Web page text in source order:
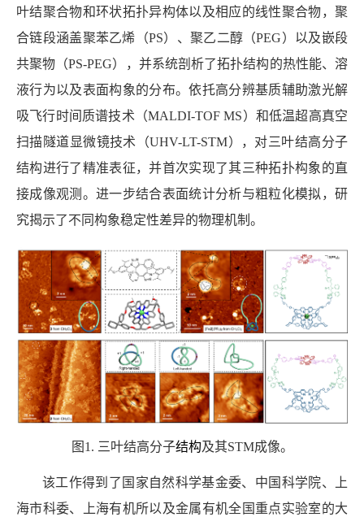
叶结聚合物和环状拓扑异构体以及相应的线性聚合物，聚
合链段涵盖聚苯乙烯（PS）、聚乙二醇（PEG）以及嵌段
共聚物（PS-PEG），并系统剖析了拓扑结构的热性能、溶
液行为以及表面构象的分布。依托高分辨基质辅助激光解
吸飞行时间质谱技术（MALDI-TOF MS）和低温超高真空
扫描隧道显微镜技术（UHV-LT-STM），对三叶结高分子
结构进行了精准表征，并首次实现了其三种拓扑构象的直
接成像观测。进一步结合表面统计分析与粗粒化模拟，研
究揭示了不同构象稳定性差异的物理机制。
图 1. 三叶结高分子结构及其STM成像。
该工作得到了国家自然科学基金委、中国科学院、上
海市科委、上海有机所以及金属有机全国重点实验室的大